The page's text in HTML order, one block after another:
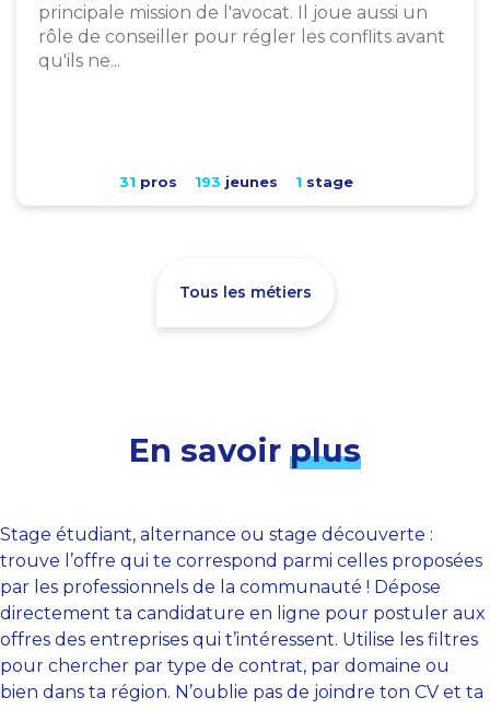
principale mission de l'avocat. Il joue aussi un
rôle de conseiller pour régler les conflits avant
qu'ils ne...
31 pros 193 jeunes 1 stage
Tous les métiers
En savoir plus
Stage étudiant, alternance ou stage découverte :
trouve l’offre qui te correspond parmi celles proposées
par les professionnels de la communauté ! Dépose
directement ta candidature en ligne pour postuler aux
offres des entreprises qui t’intéressent. Utilise les filtres
pour chercher par type de contrat, par domaine ou
bien dans ta région. N’oublie pas de joindre ton CV et ta